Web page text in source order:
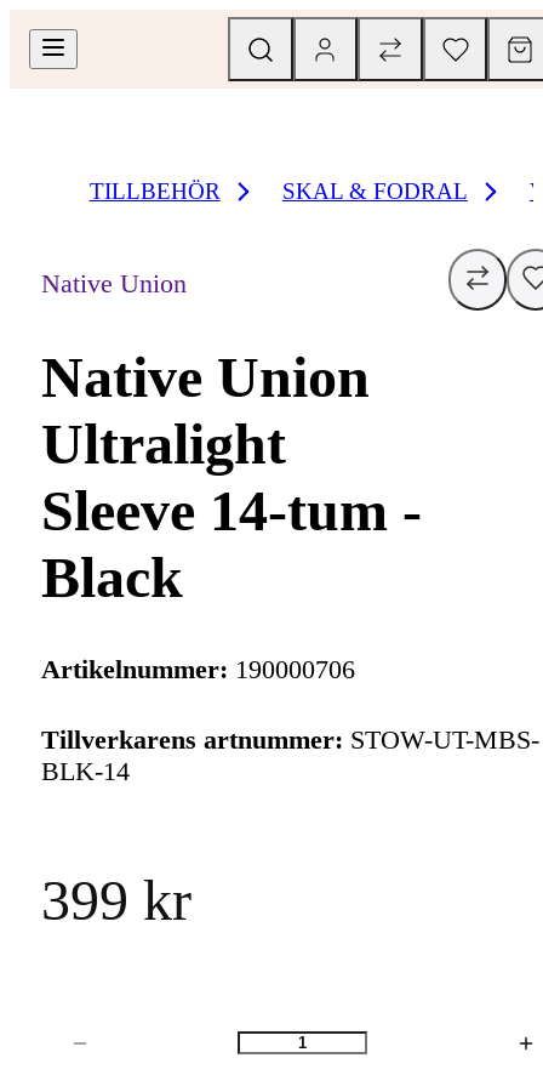
TILLBEHÖR SKAL & FODRAL
Native Union
Native Union
Ultralight
Sleeve 14-tum -
Black
Artikelnummer: 190000706
Tillverkarens artnummer: STOW-UT-MBS-
BLK-14
399 kr
Antal